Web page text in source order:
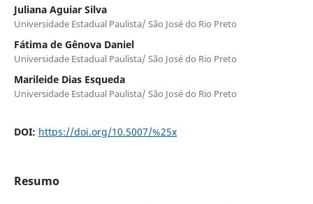
Juliana Aguiar Silva
Universidade Estadual Paulista/ São José do Rio Preto
Fátima de Gênova Daniel
Universidade Estadual Paulista/ São José do Rio Preto
Marileide Dias Esqueda
Universidade Estadual Paulista/ São José do Rio Preto
DOI: https://doi.org/10.5007/%25x
Resumo